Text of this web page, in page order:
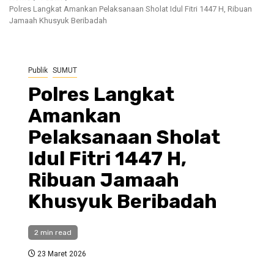
Polres Langkat Amankan Pelaksanaan Sholat Idul Fitri 1447 H, Ribuan
Jamaah Khusyuk Beribadah
Publik SUMUT
Polres Langkat
Amankan
Pelaksanaan Sholat
Idul Fitri 1447 H,
Ribuan Jamaah
Khusyuk Beribadah
2 min read
23 Maret 2026